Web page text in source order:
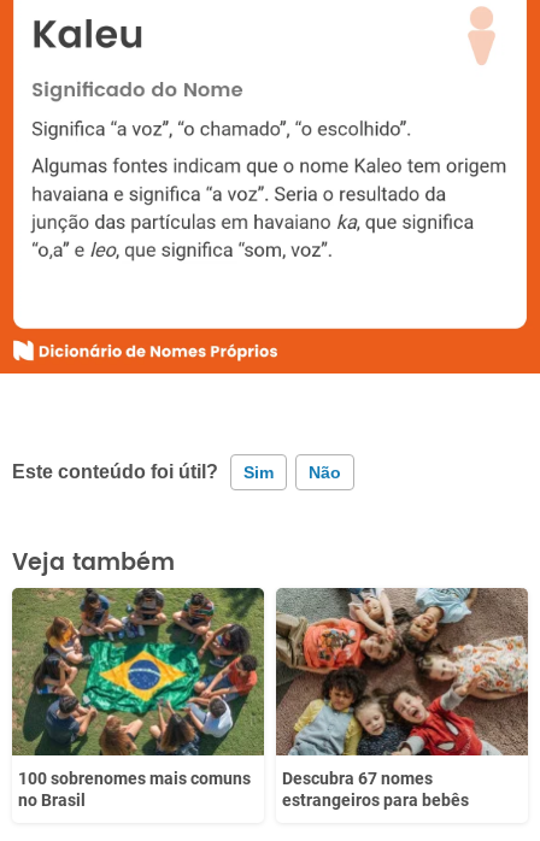
Este conteúdo foi útil? Sim Não
Este conteúdo contém informação incorreta
Este conteúdo não tem a informação que procuro
Outro
Veja também
100 sobrenomes mais comuns
no Brasil
Descubra 67 nomes
estrangeiros para bebês